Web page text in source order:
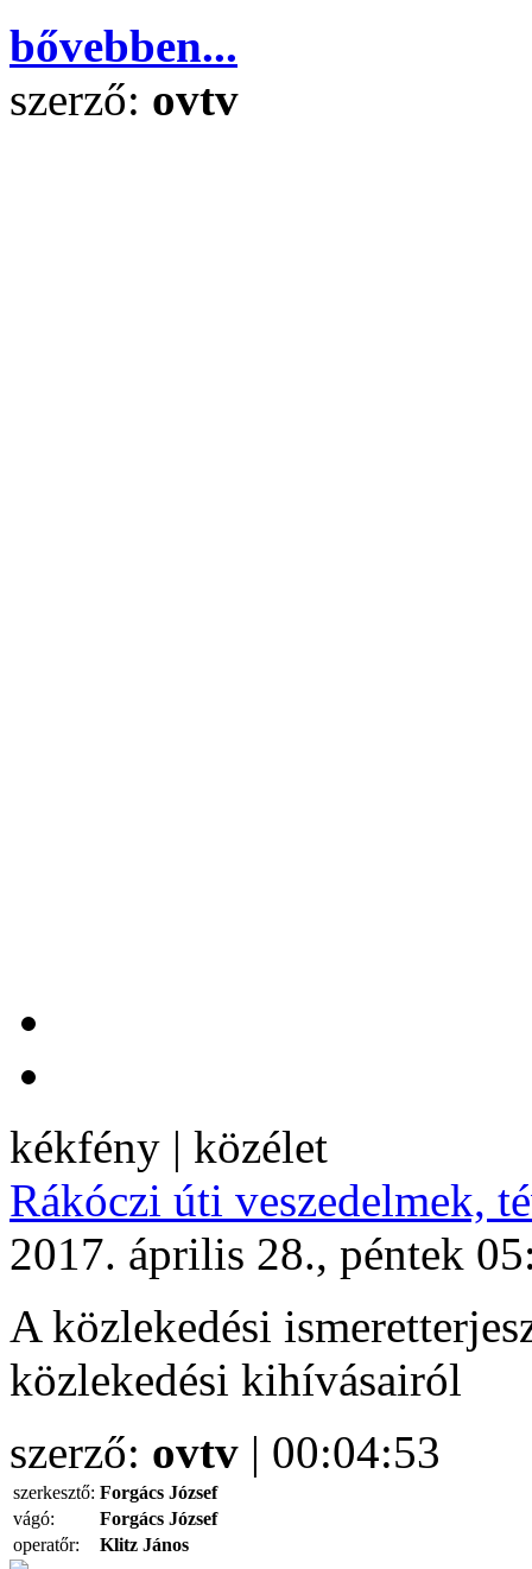
bővebben...
szerző: ovtv
kékfény | közélet
Rákóczi úti veszedelmek,
2017. április 28., péntek
A közlekedési
közlekedési kihívásairól
szerző: ovtv | 00:04:53
szerkesztő: Forgács József
vágó:
Forgács József
operatőr:
Klitz János